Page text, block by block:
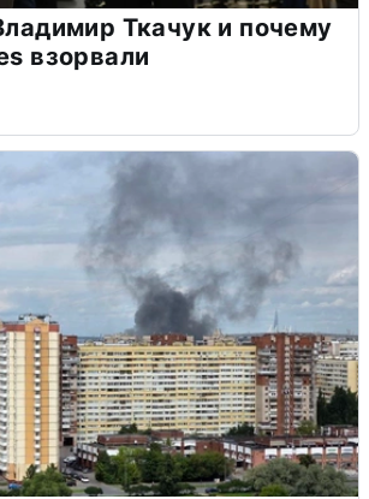
Ткачук и почему
взорвали